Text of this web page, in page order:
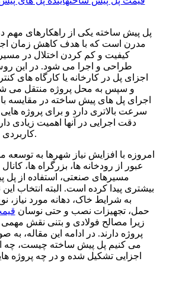
پل پیش ساخته یکی از راهکارهای مهم
مدرن است که با هدف کاهش زمان
کیفیت و کم کردن اختلال در
طراحی و اجرا می شود. در این
اجزای پل در کارخانه یا کارگاه های
و سپس به محل پروژه منتقل می
اجرای پل های پیش ساخته در مقایسه
سرعت بالاتری دارد و برای پروژه
دقت اجرایی در آنها اهمیت زیادی
کاربردی محسوب می شود.
امروزه با افزایش نیاز شهرها به توسعه
عبور از رودخانه ها، بزرگراه ها،
مسیرهای صنعتی، استفاده از
بیشتری پیدا کرده است. البته انتخاب این
به شرایط خاک، دهانه مورد نیاز،
حمل، تجهیزات نصب و حتی نوسان
زیرا مصالح فولادی و بتنی نقش مهمی
پروژه دارند. در ادامه این مقاله،
می کنیم پل پیش ساخته چیست، چه
اجزایی تشکیل شده و در چه پروژه